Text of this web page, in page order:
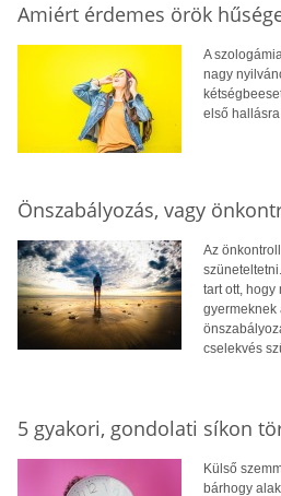
Amiért érdemes örök
A
nagy
első
Önszabályozás, vagy
Az
tart ott,
gyermeknek
cselekvés
5 gyakori, gondolati síkon
Külső
bárhogy